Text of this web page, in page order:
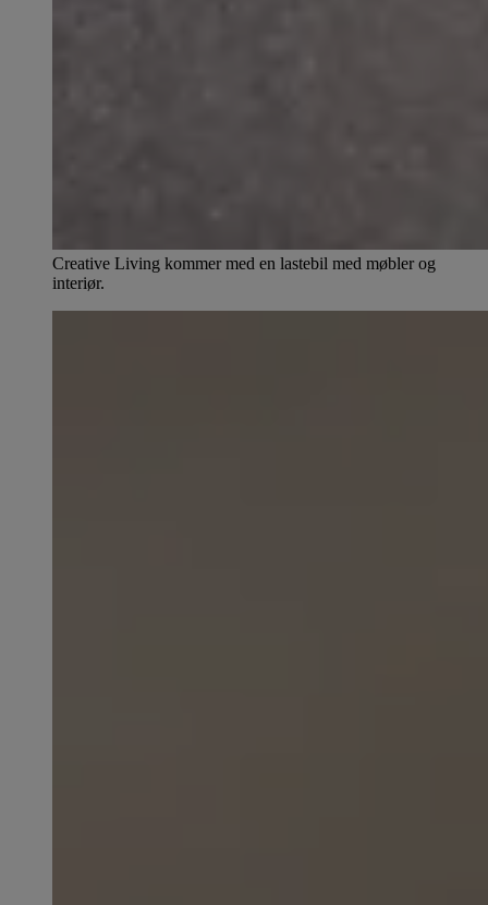
Creative Living kommer med en lastebil med møbler og
interiør.